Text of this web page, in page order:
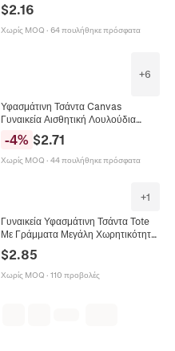
Ώμου για Μαθητές Καθημερινή
Τσάντα Ψωνίσματος
$2.16
Χωρίς MOQ · 64 πουλήθηκε πρόσφατα
+6
Υφασμάτινη Τσάντα Canvas
Γυναικεία Αισθητική Λουλούδια
Χωρητικότητα Τσάντα Ώμου
Επαναχρησιμοποιούμενη
-4% $2.71
Χωρίς MOQ · 44 πουλήθηκε πρόσφατα
+1
Γυναικεία Υφασμάτινη Τσάντα Tote
Με Γράμματα Μεγάλη Χωρητικότητα
Μινιμαλιστική Αισθητική Τσάντα
Ώμου Χειρός
$2.85
Χωρίς MOQ · 110 προβολές